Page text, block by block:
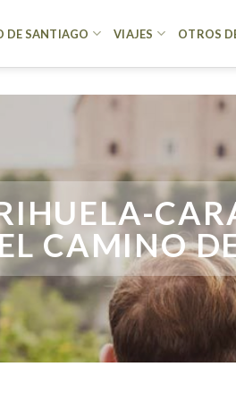
DE SANTIAGO VIAJES OTROS
CAMINO